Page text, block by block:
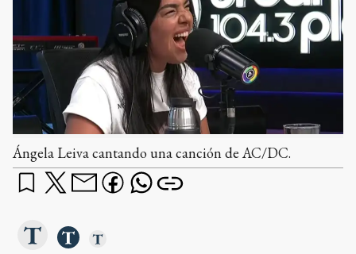
Ángela Leiva cantando una canción de AC/DC.